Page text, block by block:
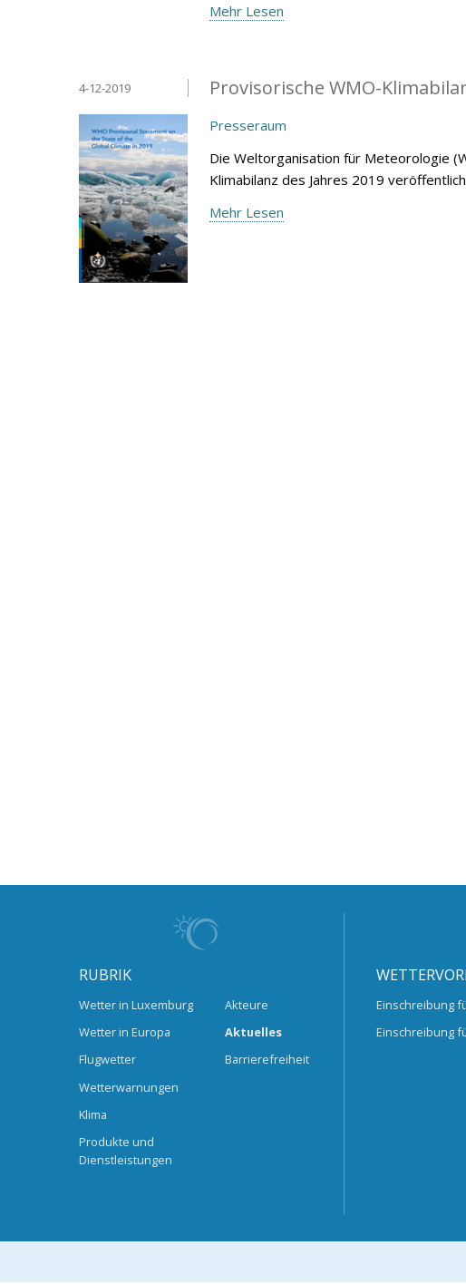
Mehr Lesen
Provisorische WMO-
4-12-2019
Presseraum
Die Weltorganisation für Meteorologie
Klimabilanz des Jahres 2019
Mehr Lesen
RUBRIK
Wetter in Luxemburg
Wetter in Europa
Flugwetter
Wetterwarnungen
Klima
Produkte und
Dienstleistungen
Akteure
Aktuelles
Barrierefreiheit
Einschreibung
Einschreibung